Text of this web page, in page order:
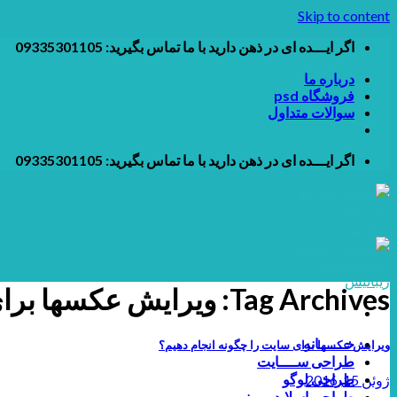
Skip to content
اگر ایـــده ای در ذهن دارید با ما تماس بگیرید: 09335301105
درباره ما
فروشگاه psd
سوالات متداول
اگر ایـــده ای در ذهن دارید با ما تماس بگیرید: 09335301105
خــــــانه
طراحی ســــایت
طراحی لوگو
Tag Archives: ویرایش عکسها
ویرایش عکسها برای سایت را چگونه انجام دهیم؟
ژوئن 15, 2016